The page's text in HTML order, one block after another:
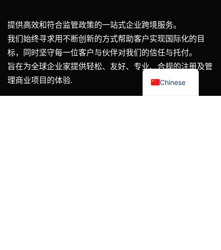
提供高效和符合监管政策的一站式企业跨境服务。
我们始终寻求用不断创新的方式帮助客户实现国际化的目
标，同时坚守每一位客户与伙伴对我们的信任与托付。
旨在为全球企业家提供轻松、友好、专业、合规的注册及管
理商业项目的体验.
Chinese
English